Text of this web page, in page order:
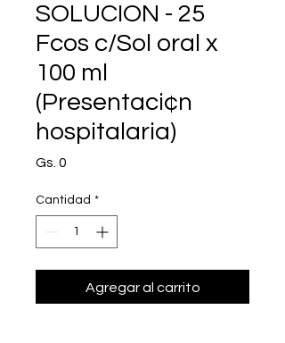
SOLUCION - 25
Fcos c/Sol oral x
100 ml
(Presentaci¢n
hospitalaria)
Gs. 0
Cantidad *
Agregar al carrito